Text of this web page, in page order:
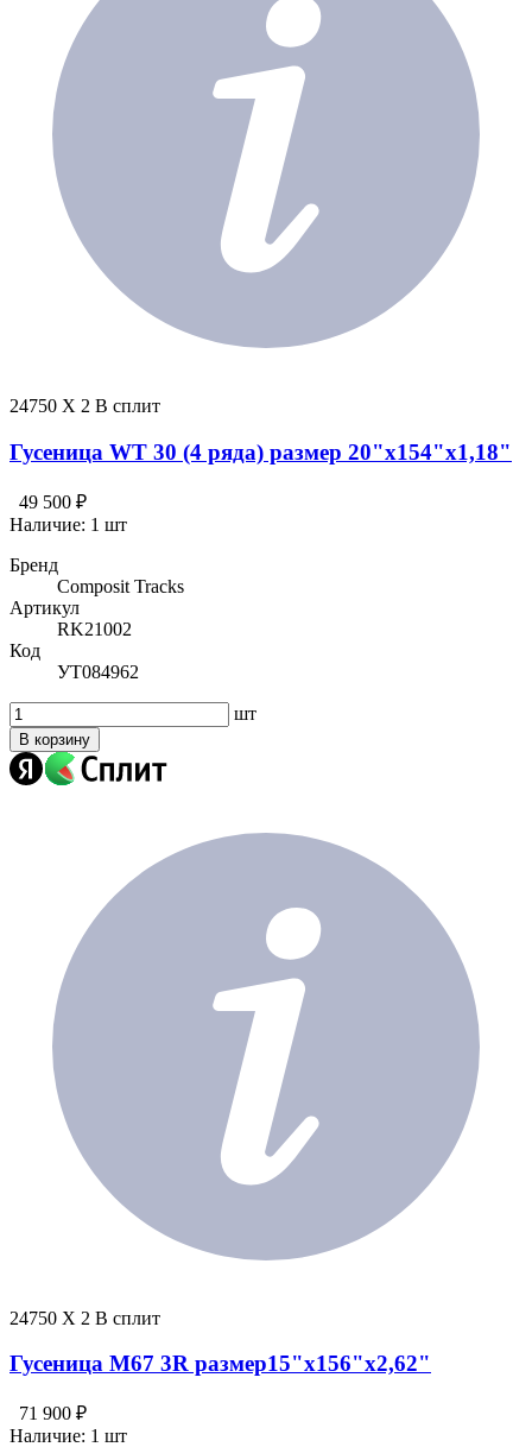
24750 X 2 В сплит
Гусеница WT 30 (4 ряда) размер 20"х154"х1,18"
49 500 ₽
Наличие: 1 шт
Бренд
Composit Tracks
Артикул
RK21002
Код
УТ084962
шт
В корзину
24750 X 2 В сплит
Гусеница M67 3R размер15"х156"х2,62"
71 900 ₽
Наличие: 1 шт